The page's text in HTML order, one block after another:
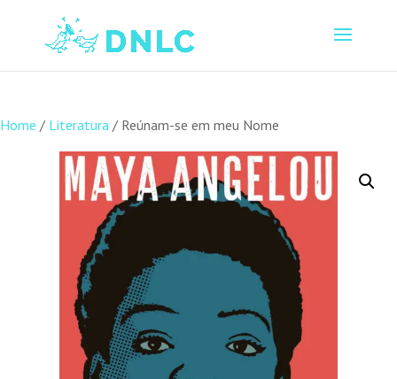
Home / Literatura / Reúnam-se em meu Nome